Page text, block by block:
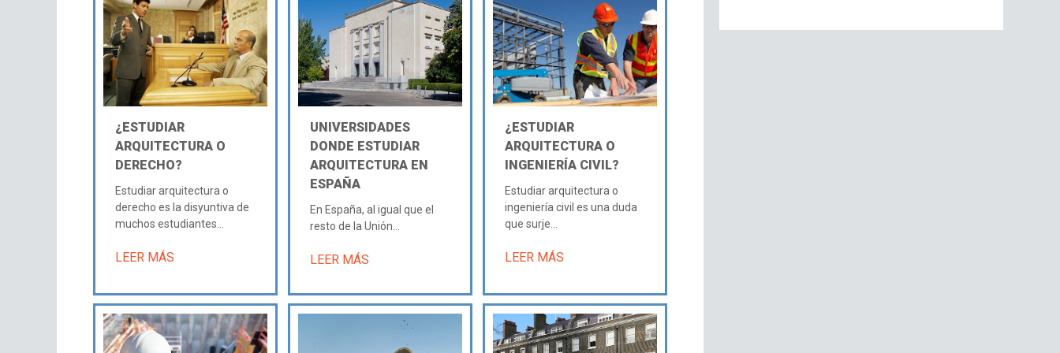
¿ESTUDIAR
ARQUITECTURA O
DERECHO?
Estudiar arquitectura o
derecho es la disyuntiva de
muchos estudiantes...
LEER MÁS
UNIVERSIDADES
DONDE ESTUDIAR
ARQUITECTURA EN
ESPAÑA
En España, al igual que el
resto de la Unión...
LEER MÁS
¿ESTUDIAR
ARQUITECTURA O
INGENIERÍA CIVIL?
Estudiar arquitectura o
ingeniería civil es una duda
que surje...
LEER MÁS